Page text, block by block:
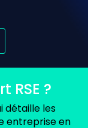
RSE ?
détaille les
entreprise en